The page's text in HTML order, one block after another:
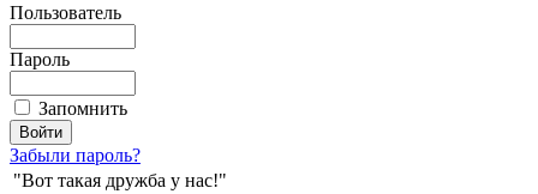
Пользователь
Пароль
Запомнить
Забыли пароль?
"Вот такая дружба у нас!"